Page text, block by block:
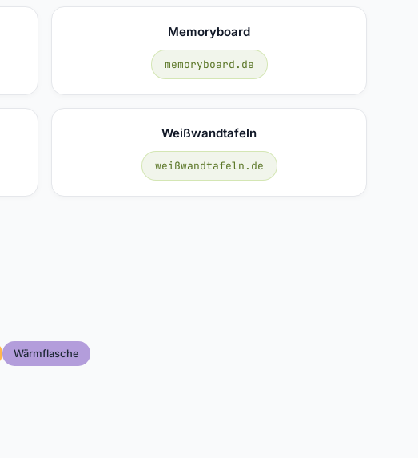
Memoryboard
memoryboard.de
Weißwandtafeln
weißwandtafeln.de
Wärmflasche